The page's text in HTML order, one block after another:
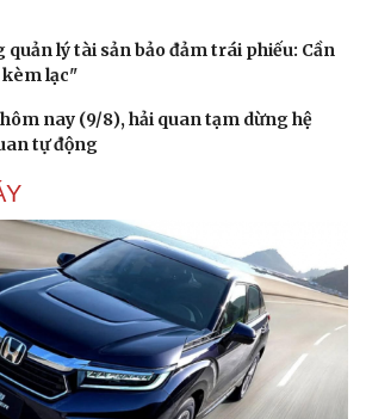
Podcast
Câu chuyện thời sự
Đọc truyện đêm khuya
Cửa sổ tình yêu
quản lý tài sản bảo đảm trái phiếu: Cần
lạc"
hôm nay (9/8), hải quan tạm dừng hệ
tự động